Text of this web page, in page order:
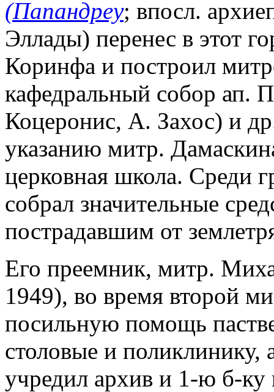
(Папандреу; впосл.
Эллады) перенес в этот
Коринфа и построил
кафедральный собор ап.
Коцеронис, А. Захос) и
указанию митр.
церковная школа. Среди
собрал значительные
пострадавшим от
Его преемник, митр.
1949), во время второй
посильную помощь
столовые и поликлинику,
учредил архив и 1-ю б-ку